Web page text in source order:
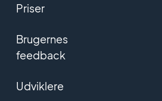
Priser
Brugernes
feedback
Udviklere